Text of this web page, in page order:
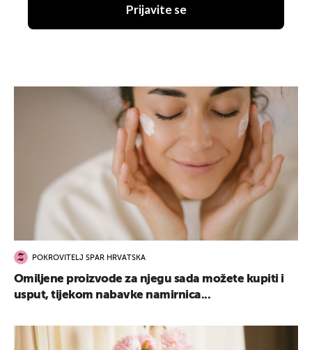
Prijavite se
POKROVITELJ SPAR HRVATSKA
Omiljene proizvode za njegu sada možete kupiti i
usput, tijekom nabavke namirnica...